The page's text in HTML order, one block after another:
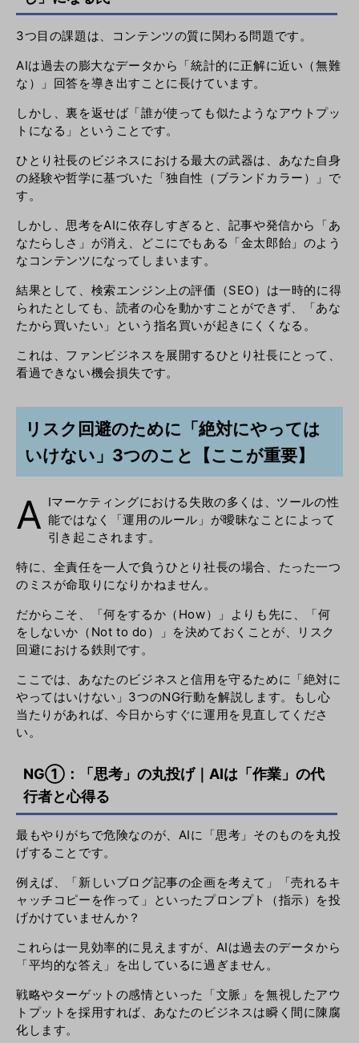
3つ目の課題は、コンテンツの質に関わる問題です。
AIは過去の膨大なデータから「統計的に正解に近い（無難
な）」回答を導き出すことに長けています。
しかし、裏を返せば「誰が使っても似たようなアウトプッ
トになる」ということです。
ひとり社長のビジネスにおける最大の武器は、あなた自身
の経験や哲学に基づいた「独自性（ブランドカラー）」で
す。
しかし、思考をAIに依存しすぎると、記事や発信から「あ
なたらしさ」が消え、どこにでもある「金太郎飴」のよう
なコンテンツになってしまいます。
結果として、検索エンジン上の評価（SEO）は一時的に得
られたとしても、読者の心を動かすことができず、「あな
たから買いたい」という指名買いが起きにくくなる。
これは、ファンビジネスを展開するひとり社長にとって、
看過できない機会損失です。
リスク回避のために「絶対にやっては
いけない」3つのこと【ここが重要】
A Iマーケティングにおける失敗の多くは、ツールの性
能ではなく「運用のルール」が曖昧なことによって
引き起こされます。
特に、全責任を一人で負うひとり社長の場合、たった一つ
のミスが命取りになりかねません。
だからこそ、「何をするか（How）」よりも先に、「何
をしないか（Not to do）」を決めておくことが、リスク
回避における鉄則です。
ここでは、あなたのビジネスと信用を守るために「絶対に
やってはいけない」3つのNG行動を解説します。もし心
当たりがあれば、今日からすぐに運用を見直してくださ
い。
NG①：「思考」の丸投げ｜AIは「作業」の代
行者と心得る
最もやりがちで危険なのが、AIに「思考」そのものを丸投
げすることです。
例えば、「新しいブログ記事の企画を考えて」「売れるキ
ャッチコピーを作って」といったプロンプト（指示）を投
げかけていませんか？
これらは一見効率的に見えますが、AIは過去のデータから
「平均的な答え」を出しているに過ぎません。
戦略やターゲットの感情といった「文脈」を無視したアウ
トプットを採用すれば、あなたのビジネスは瞬く間に陳腐
化します。